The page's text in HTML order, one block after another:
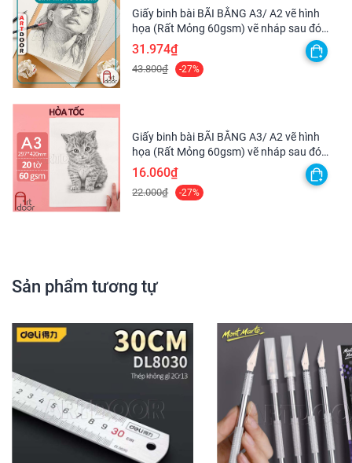
Giấy binh bài BÃI BẰNG A3/ A2 vẽ hình
họa (Rất Mỏng 60gsm) vẽ nháp sau đó
scan lại
31.974₫
43.800₫ -27%
Giấy binh bài BÃI BẰNG A3/ A2 vẽ hình
họa (Rất Mỏng 60gsm) vẽ nháp sau đó
scan lại - [HỎA TỐC HCM]
16.060₫
22.000₫ -27%
Sản phẩm tương tự